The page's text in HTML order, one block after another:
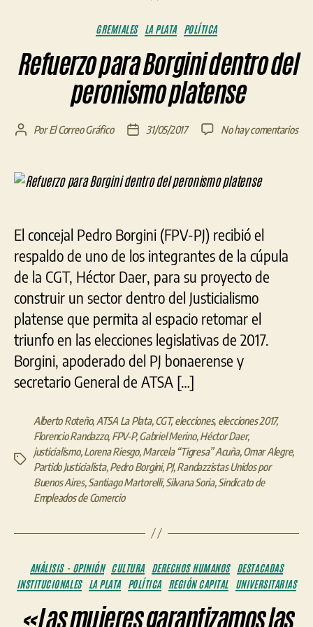
Categorías
GREMIALES LA PLATA POLÍTICA
Refuerzo para Borgini dentro del
peronismo platense
Autor
entrada
PorEl Correo Gráfico
Fecha
entrada
31/05/2017 No hay comentariosen
El concejal Pedro Borgini (FPV-PJ) recibió el
respaldo de uno de los integrantes de la cúpula
de la CGT, Héctor Daer, para su proyecto de
construir un sector dentro del Justicialismo
platense que permita al espacio retomar el
triunfo en las elecciones legislativas de 2017.
Borgini, apoderado del PJ bonaerense y
secretario General de ATSA […]
Etiquetas
Alberto Roteño, ATSA La Plata,CGT,elecciones, elecciones 2017,
Florencio Randazzo, FPV-P,Gabriel Merino,Héctor Daer,
justicialismo,Lorena Riesgo,Marcela “Tigresa” Acuña,Omar Alegre,
Partido Justicialista,Pedro Borgini,PJ,Randazzistas Unidos por
Buenos Aires,Santiago Martorelli,Silvana Soria,Sindicato de
Empleados de Comercio
Categorías
ANÁLISIS - OPINIÓN CULTURA DERECHOS HUMANOS
DESTACADAS
INSTITUCIONALES
LA PLATA POLÍTICA REGIÓN CAPITAL UNIVERSITARIAS
«Las mujeres garantizamos las